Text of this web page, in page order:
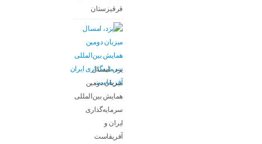
قرقیزستان
یزد، امسال
میزبان دومین
همایش بین‌المللی
سرمایه‌گذاری
ایران و
آفریقاست